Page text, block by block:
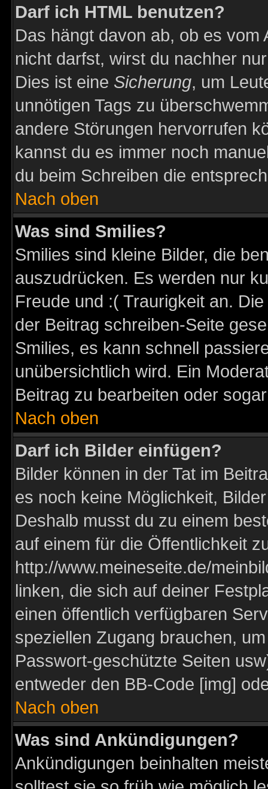
Darf ich HTML benutzen?
Das hängt davon ab, ob es
nicht darfst, wirst du nachher
Dies ist eine Sicherung, um
unnötigen Tags zu
andere Störungen hervorrufen
kannst du es immer noch
du beim Schreiben die
Nach oben
Was sind Smilies?
Smilies sind kleine Bilder, die
auszudrücken. Es werden nur
Freude und :( Traurigkeit an.
der Beitrag schreiben-Seite
Smilies, es kann schnell
unübersichtlich wird. Ein
Beitrag zu bearbeiten oder
Nach oben
Darf ich Bilder einfügen?
Bilder können in der Tat im
es noch keine Möglichkeit,
Deshalb musst du zu einem
auf einem für die Öffentlichkeit
http://www.meineseite.de/
linken, die sich auf deiner
einen öffentlich verfügbaren
speziellen Zugang brauchen,
Passwort-geschützte Seiten
entweder den BB-Code [img]
Nach oben
Was sind Ankündigungen?
Ankündigungen beinhalten